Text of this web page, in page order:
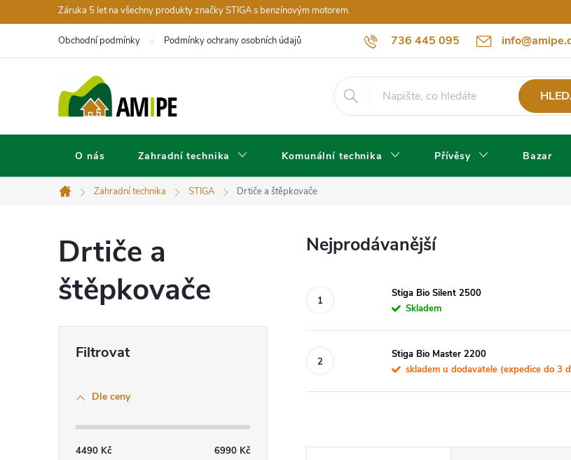
na
Záruka 5 let na všechny produkty značky STIGA s benzínovým motorem.
736 445 095
Obchodní podmínky Podmínky ochrany osobních údajů
O nás Zahradní technika Komunální technika Přívěsy Bazar
Domů
Zahradní technika STIGA Drtiče a štěpkovače
Drtiče a
štěpkovače
Dle ceny
4490 Kč 6990 Kč
Nejprodávanější
Stiga Bio Silent 2500
Skladem
Stiga Bio Master 2200
skladem u dodavatele (expedice do 3